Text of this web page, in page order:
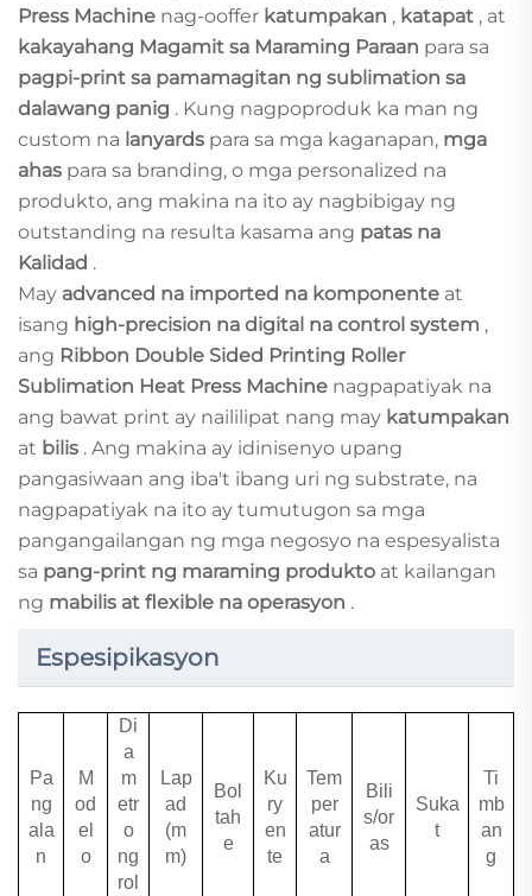
Press Machine nag-ooffer katumpakan , katapat , at
kakayahang Magamit sa Maraming Paraan para sa
pagpi-print sa pamamagitan ng sublimation sa
dalawang panig . Kung nagpoproduk ka man ng
custom na lanyards para sa mga kaganapan, mga
ahas para sa branding, o mga personalized na
produkto, ang makina na ito ay nagbibigay ng
outstanding na resulta kasama ang patas na
Kalidad .
May advanced na imported na komponente at
isang high-precision na digital na control system ,
ang Ribbon Double Sided Printing Roller
Sublimation Heat Press Machine nagpapatiyak na
ang bawat print ay naililipat nang may katumpakan
at bilis . Ang makina ay idinisenyo upang
pangasiwaan ang iba't ibang uri ng substrate, na
nagpapatiyak na ito ay tumutugon sa mga
pangangailangan ng mga negosyo na espesyalista
sa pang-print ng maraming produkto at kailangan
ng mabilis at flexible na operasyon .
Espesipikasyon
Pa
ng
ala
n
M
od
el
o
Di
a
m
etr
o
ng
rol
Lap
ad
(m
m)
Bol
tah
e
Ku
ry
en
te
Tem
per
atur
a
Bili
s/or
as
Suka
t
Ti
mb
an
g